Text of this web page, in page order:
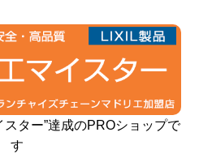
スター”達成のPROショップで
す